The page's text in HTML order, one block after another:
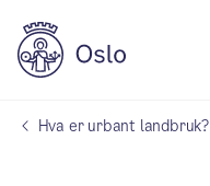
Hva er urbant landbruk?